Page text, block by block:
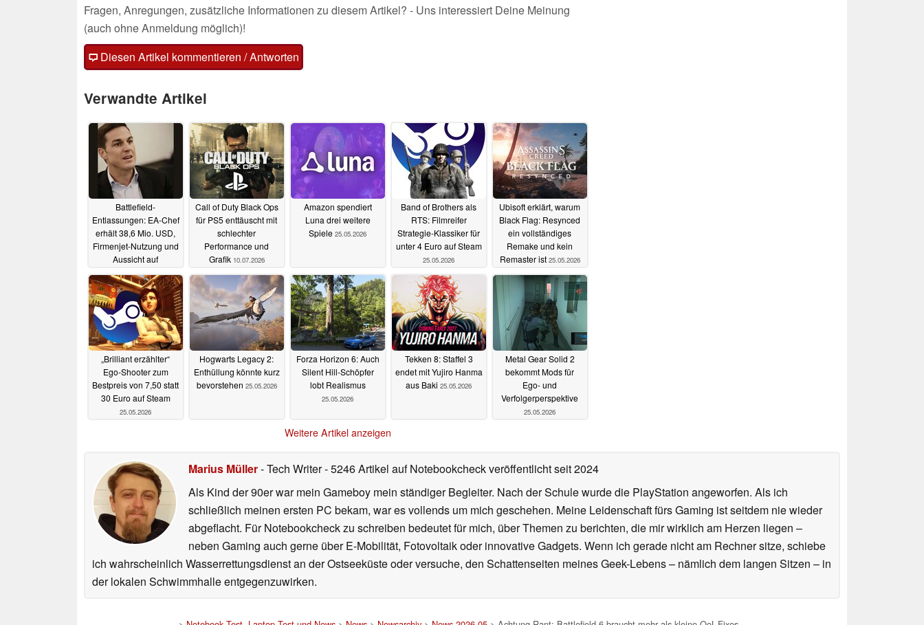
Fragen, Anregungen, zusätzliche Informationen zu diesem Artikel? - Uns interessiert Deine Meinung
(auch ohne Anmeldung möglich)!
Diesen Artikel kommentieren / Antworten
Verwandte Artikel
Battlefield-
Entlassungen: EA-Chef
erhält 38,6 Mio. USD,
Firmenjet-Nutzung und
Aussicht auf
31.07.2026
Call of Duty Black Ops
für PS5 enttäuscht mit
schlechter
Performance und
Grafik 10.07.2026
Amazon spendiert
Luna drei weitere
Spiele 25.05.2026
Band of Brothers als
RTS: Filmreifer
Strategie-Klassiker für
unter 4 Euro auf Steam
25.05.2026
Ubisoft erklärt, warum
Black Flag: Resynced
ein vollständiges
Remake und kein
Remaster ist 25.05.2026
„Brilliant erzählter“
Ego-Shooter zum
Bestpreis von 7,50 statt
30 Euro auf Steam
25.05.2026
Hogwarts Legacy 2:
Enthüllung könnte kurz
bevorstehen 25.05.2026
Forza Horizon 6: Auch
Silent Hill-Schöpfer
lobt Realismus
25.05.2026
Tekken 8: Staffel 3
endet mit Yujiro Hanma
aus Baki 25.05.2026
Metal Gear Solid 2
bekommt Mods für
Ego- und
Verfolgerperspektive
25.05.2026
Weitere Artikel anzeigen
Marius Müller- Tech Writer- 5246 Artikel auf Notebookcheck veröffentlichtseit 2024
Als Kind der 90er war mein Gameboy mein ständiger Begleiter. Nach der Schule wurde die PlayStation angeworfen. Als ich
schließlich meinen ersten PC bekam, war es vollends um mich geschehen. Meine Leidenschaft fürs Gaming ist seitdem nie wieder
abgeflacht. Für Notebookcheck zu schreiben bedeutet für mich, über Themen zu berichten, die mir wirklich am Herzen liegen –
neben Gaming auch gerne über E-Mobilität, Fotovoltaik oder innovative Gadgets. Wenn ich gerade nicht am Rechner sitze, schiebe
ich wahrscheinlich Wasserrettungsdienst an der Ostseeküste oder versuche, den Schattenseiten meines Geek-Lebens – nämlich dem langen Sitzen – in
der lokalen Schwimmhalle entgegenzuwirken.